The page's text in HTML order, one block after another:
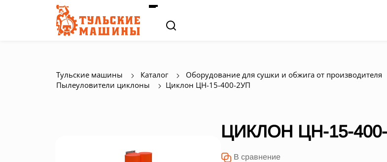
Тульские машины Каталог Оборудование для сушки и обжига от производителя
Пылеуловители циклоны
Циклон ЦН-15-400-2УП
ЦИКЛОН ЦН-15-
В сравнение